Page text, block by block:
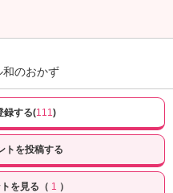
和のおかず
録する(111)
トを投稿する
を見る（ 1 ）